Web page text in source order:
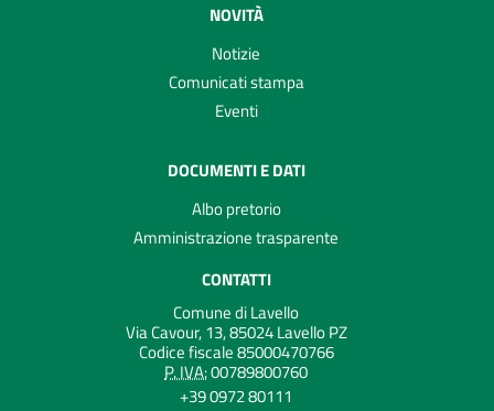
NOVITÀ
Notizie
Comunicati stampa
Eventi
DOCUMENTI E DATI
Albo pretorio
Amministrazione trasparente
CONTATTI
Comune di Lavello
Via Cavour, 13, 85024 Lavello PZ
Codice fiscale 85000470766
P. IVA:00789800760
+39 0972 80111